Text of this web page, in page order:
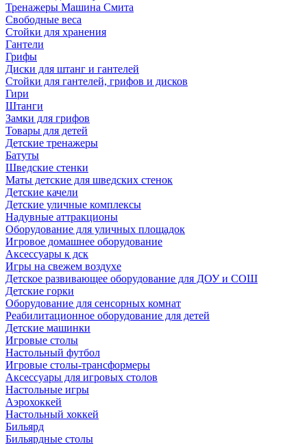
Тренажеры Машина Смита
Свободные веса
Стойки для хранения
Гантели
Грифы
Диски для штанг и гантелей
Стойки для гантелей, грифов и дисков
Гири
Штанги
Замки для грифов
Товары для детей
Детские тренажеры
Батуты
Шведские стенки
Маты детские для шведских стенок
Детские качели
Детские уличные комплексы
Надувные аттракционы
Оборудование для уличных площадок
Игровое домашнее оборудование
Аксессуары к дск
Игры на свежем воздухе
Детское развивающее оборудование для ДОУ и СОШ
Детские горки
Оборудование для сенсорных комнат
Реабилитационное оборудование для детей
Детские машинки
Игровые столы
Настольный футбол
Игровые столы-трансформеры
Аксессуары для игровых столов
Настольные игры
Аэрохоккей
Настольный хоккей
Бильярд
Бильярдные столы